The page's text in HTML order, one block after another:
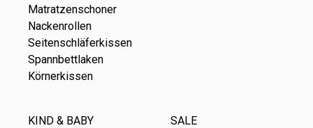
Matratzenschoner
Nackenrollen
Seitenschläferkissen
Spannbettlaken
Körnerkissen
KIND & BABY
SALE